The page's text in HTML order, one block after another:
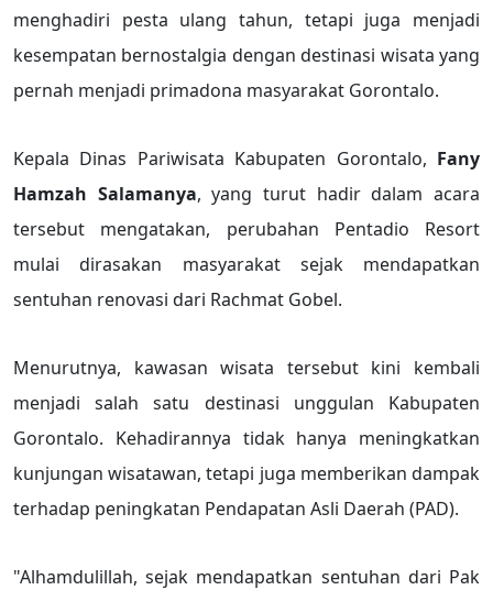
menghadiri pesta ulang tahun, tetapi juga menjadi
kesempatan bernostalgia dengan destinasi wisata yang
pernah menjadi primadona masyarakat Gorontalo.
Kepala Dinas Pariwisata Kabupaten Gorontalo, Fany
Hamzah Salamanya, yang turut hadir dalam acara
tersebut mengatakan, perubahan Pentadio Resort
mulai dirasakan masyarakat sejak mendapatkan
sentuhan renovasi dari Rachmat Gobel.
Menurutnya, kawasan wisata tersebut kini kembali
menjadi salah satu destinasi unggulan Kabupaten
Gorontalo. Kehadirannya tidak hanya meningkatkan
kunjungan wisatawan, tetapi juga memberikan dampak
terhadap peningkatan Pendapatan Asli Daerah (PAD).
"Alhamdulillah, sejak mendapatkan sentuhan dari Pak